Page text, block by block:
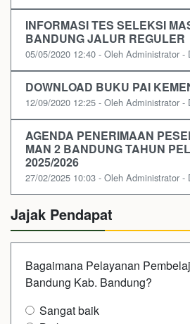
INFORMASI TES SELEKSI
BANDUNG JALUR REGULER
05/05/2020 12:40 - Oleh Administrator -
DOWNLOAD BUKU PAI
12/09/2020 12:25 - Oleh Administrator -
AGENDA PENERIMAAN
MAN 2 BANDUNG TAHUN
2025/2026
27/02/2025 10:03 - Oleh Administrator -
Jajak Pendapat
Bagaimana Pelayanan
Bandung Kab. Bandung?
Sangat baik